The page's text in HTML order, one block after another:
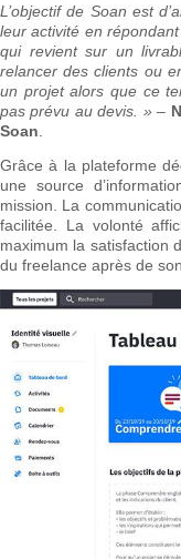
L’objectif de Soan est
leur activité en
qui revient sur un
relancer des clients ou
un projet alors que ce
pas prévu au devis. »–
Soan
Grâce à la plateforme
une source
mission. La
facilitée. La volonté
maximum la satisfaction
du freelance après de